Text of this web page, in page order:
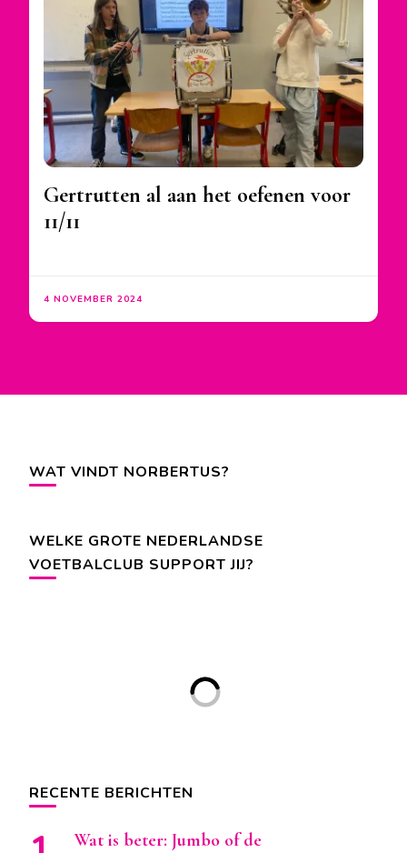
Gertrutten al aan het oefenen voor
11/11
4 NOVEMBER 2024
WAT VINDT NORBERTUS?
WELKE GROTE NEDERLANDSE
VOETBALCLUB SUPPORT JIJ?
RECENTE BERICHTEN
Wat is beter: Jumbo of de